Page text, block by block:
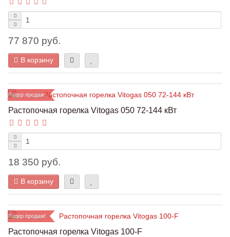
77 870 руб.
В корзину
Лидер продаж!
Растопочная горелка Vitogas 050 72-144 кВт
18 350 руб.
В корзину
Лидер продаж!
Растопочная горелка Vitogas 100-F